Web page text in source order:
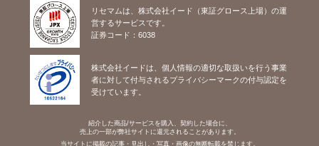
リセマムは、株式会社イード（東証グロース上場）の運
営するサービスです。
証券コード：6038
株式会社イードは、個人情報の適切な取扱いを行う事業
者に対して付与されるプライバシーマークの付与認定を
受けています。
紹介した商品/サービスを購入、契約した場合に、
売上の一部が弊社サイトに還元されることがあります。
当サイトに掲載の記事・見出し・写真・画像の無断転載を禁じます。